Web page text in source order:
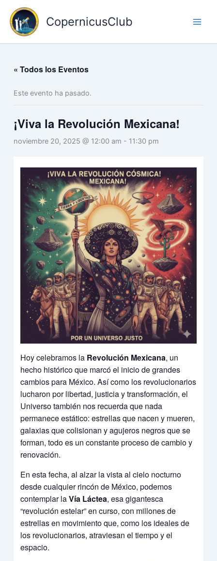
contenido
CopernicusClub
« Todos los Eventos
Este evento ha pasado.
¡Viva la Revolución Mexicana!
noviembre 20, 2025 @ 12:00 am - 11:30 pm
Hoy celebramos la Revolución Mexicana, un
hecho histórico que marcó el inicio de grandes
cambios para México. Así como los revolucionarios
lucharon por libertad, justicia y transformación, el
Universo también nos recuerda que nada
permanece estático: estrellas que nacen y mueren,
galaxias que colisionan y agujeros negros que se
forman, todo es un constante proceso de cambio y
renovación.
En esta fecha, al alzar la vista al cielo nocturno
desde cualquier rincón de México, podemos
contemplar laVía Láctea, esa gigantesca
“revolución estelar” en curso, con millones de
estrellas en movimiento que, como los ideales de
los revolucionarios, atraviesan el tiempo y el
espacio.